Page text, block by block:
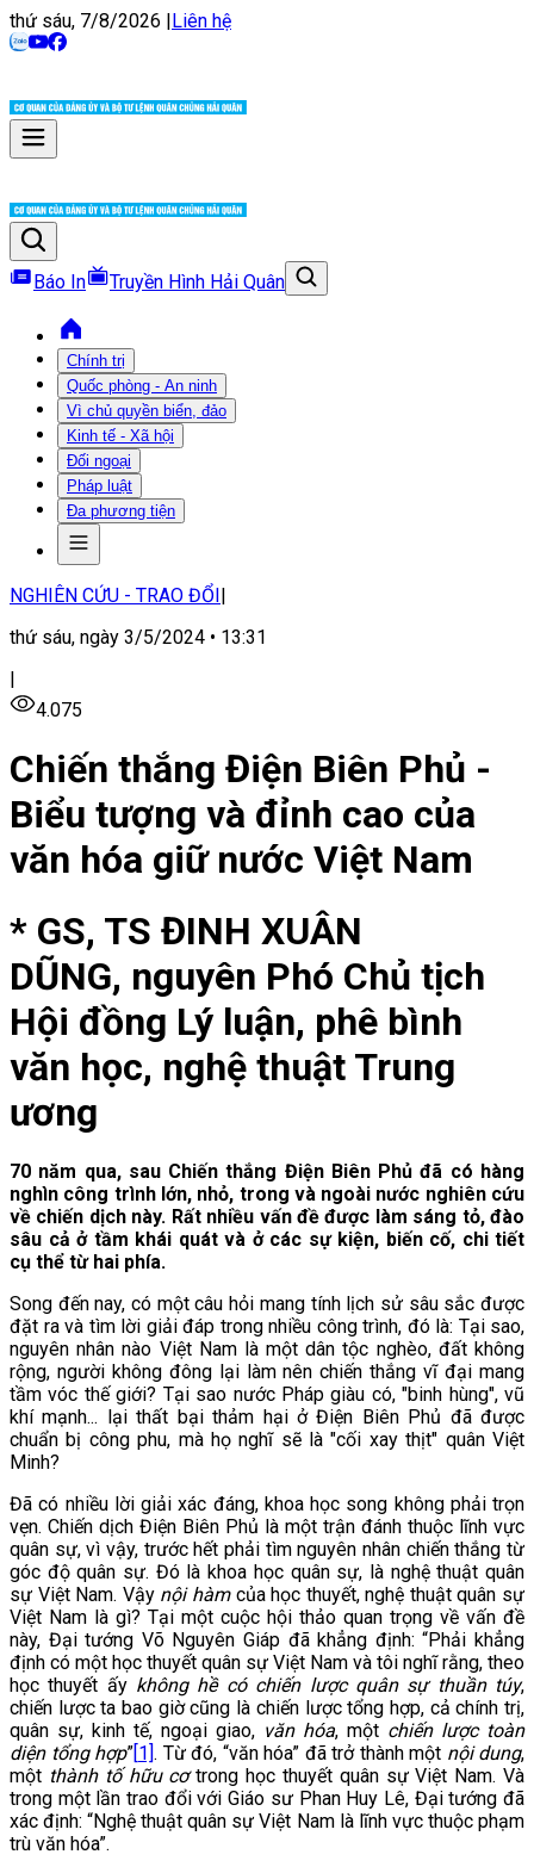
thứ sáu, 7/8/2026 |Liên hệ
Báo In Truyền Hình Hải Quân
Chính trị
Quốc phòng - An ninh
Vì chủ quyền biển, đảo
Kinh tế - Xã hội
Đối ngoại
Pháp luật
Đa phương tiện
NGHIÊN CỨU - TRAO ĐỔI|
thứ sáu, ngày 3/5/2024 • 13:31
|
4.075
Chiến thắng Điện Biên Phủ -
Biểu tượng và đỉnh cao của
văn hóa giữ nước Việt Nam
* GS, TS ĐINH XUÂN
DŨNG, nguyên Phó Chủ tịch
Hội đồng Lý luận, phê bình
văn học, nghệ thuật Trung
ương
70 năm qua, sau Chiến thắng Điện Biên Phủ đã có hàng
nghìn công trình lớn, nhỏ, trong và ngoài nước nghiên cứu
về chiến dịch này. Rất nhiều vấn đề được làm sáng tỏ, đào
sâu cả ở tầm khái quát và ở các sự kiện, biến cố, chi tiết
cụ thể từ hai phía.
Song đến nay, có một câu hỏi mang tính lịch sử sâu sắc được
đặt ra và tìm lời giải đáp trong nhiều công trình, đó là: Tại sao,
nguyên nhân nào Việt Nam là một dân tộc nghèo, đất không
rộng, người không đông lại làm nên chiến thắng vĩ đại mang
tầm vóc thế giới? Tại sao nước Pháp giàu có, "binh hùng", vũ
khí mạnh... lại thất bại thảm hại ở Điện Biên Phủ đã được
chuẩn bị công phu, mà họ nghĩ sẽ là "cối xay thịt" quân Việt
Minh?
Đã có nhiều lời giải xác đáng, khoa học song không phải trọn
vẹn. Chiến dịch Điện Biên Phủ là một trận đánh thuộc lĩnh vực
quân sự, vì vậy, trước hết phải tìm nguyên nhân chiến thắng từ
góc độ quân sự. Đó là khoa học quân sự, là nghệ thuật quân
sự Việt Nam. Vậy nội hàmcủa học thuyết, nghệ thuật quân sự
Việt Nam là gì? Tại một cuộc hội thảo quan trọng về vấn đề
này, Đại tướng Võ Nguyên Giáp đã khẳng định: “Phải khẳng
định có một học thuyết quân sự Việt Nam và tôi nghĩ rằng, theo
học thuyết ấy không hề có chiến lược quân sự thuần túy,
chiến lược ta bao giờ cũng là chiến lược tổng hợp, cả chính trị,
quân sự, kinh tế, ngoại giao, văn hóa, một chiến lược toàn
diện tổng hợp” 1] . Từ đó, “văn hóa” đã trở thành một nội dung,
một thành tố hữu cơtrong học thuyết quân sự Việt Nam. Và
trong một lần trao đổi với Giáo sư Phan Huy Lê, Đại tướng đã
xác định: “Nghệ thuật quân sự Việt Nam là lĩnh vực thuộc phạm
trù văn hóa”.